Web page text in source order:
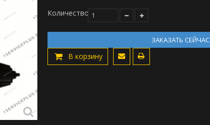
Количество
ЗАКАЗАТЬ СЕЙЧАС
В корзину